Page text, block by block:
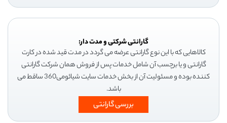
گارانتی شرکتی و مدت دار:
کالاهایی که با این نوع گارانتی عرضه می گردد در مدت قید شده در کارت
گارانتی و یا برچسب آن شامل خدمات پس از فروش همان شرکت گارانتی
کننده بوده و مسئولیت آن از بخش خدمات سایت شیائومی360 ساقط می
باشد.
بررسی گارانتی